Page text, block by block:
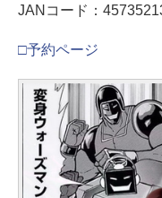
JANコード：
□予約ページ